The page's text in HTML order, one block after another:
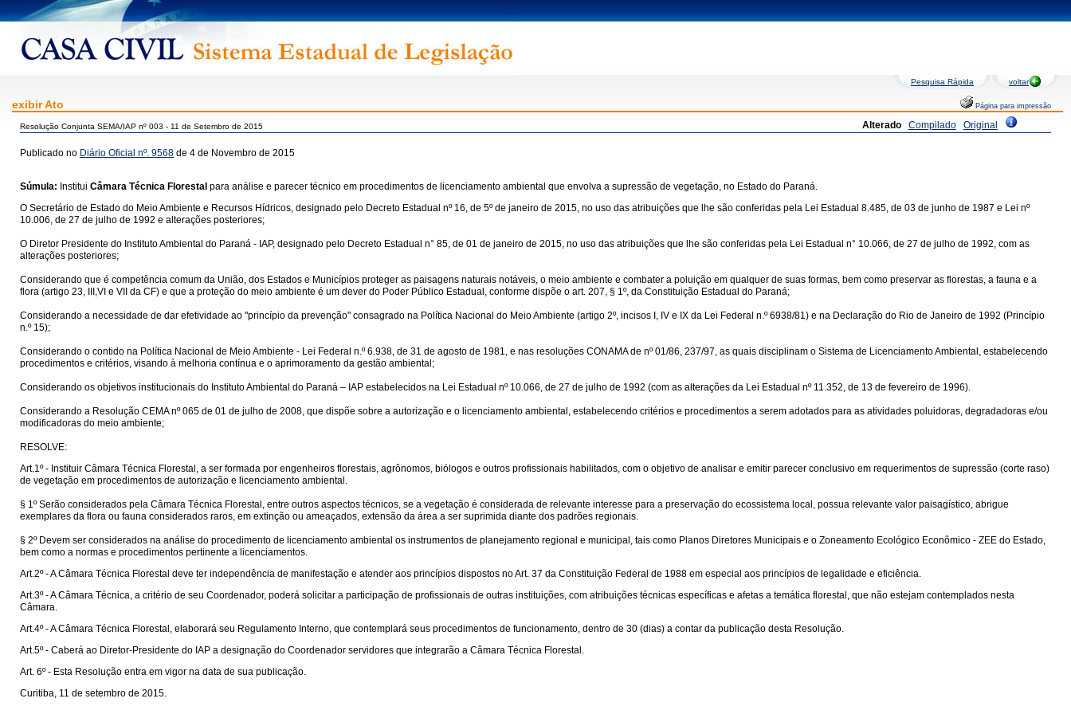
Pesquisa Rápida voltar
exibir Ato Página para impressão
Alterado Compilado Original
Resolução Conjunta SEMA/IAP nº 003 - 11 de Setembro de 2015
Publicado no Diário Oficial nº. 9568 de 4 de Novembro de 2015
Súmula: Institui Câmara Técnica Florestal para análise e parecer técnico em procedimentos de licenciamento ambiental que envolva a supressão de vegetação, no Estado do Paraná.
O Secretário de Estado do Meio Ambiente e Recursos Hídricos, designado pelo Decreto Estadual nº 16, de 5º de janeiro de 2015, no uso das atribuições que lhe são conferidas pela Lei Estadual 8.485, de 03 de junho de 1987 e Lei nº
10.006, de 27 de julho de 1992 e alterações posteriores;
O Diretor Presidente do Instituto Ambiental do Paraná - IAP, designado pelo Decreto Estadual n° 85, de 01 de janeiro de 2015, no uso das atribuições que lhe são conferidas pela Lei Estadual n° 10.066, de 27 de julho de 1992, com as
alterações posteriores;
Considerando que é competência comum da União, dos Estados e Municípios proteger as paisagens naturais notáveis, o meio ambiente e combater a poluição em qualquer de suas formas, bem como preservar as florestas, a fauna e a
flora (artigo 23, III,VI e VII da CF) e que a proteção do meio ambiente é um dever do Poder Público Estadual, conforme dispõe o art. 207, § 1º, da Constituição Estadual do Paraná;
Considerando a necessidade de dar efetividade ao "princípio da prevenção" consagrado na Política Nacional do Meio Ambiente (artigo 2º, incisos I, IV e IX da Lei Federal n.º 6938/81) e na Declaração do Rio de Janeiro de 1992 (Princípio
n.º 15);
Considerando o contido na Política Nacional de Meio Ambiente - Lei Federal n.º 6.938, de 31 de agosto de 1981, e nas resoluções CONAMA de nº 01/86, 237/97, as quais disciplinam o Sistema de Licenciamento Ambiental, estabelecendo
procedimentos e critérios, visando à melhoria contínua e o aprimoramento da gestão ambiental;
Considerando os objetivos institucionais do Instituto Ambiental do Paraná – IAP estabelecidos na Lei Estadual nº 10.066, de 27 de julho de 1992 (com as alterações da Lei Estadual nº 11.352, de 13 de fevereiro de 1996).
Considerando a Resolução CEMA nº 065 de 01 de julho de 2008, que dispõe sobre a autorização e o licenciamento ambiental, estabelecendo critérios e procedimentos a serem adotados para as atividades poluidoras, degradadoras e/ou
modificadoras do meio ambiente;
RESOLVE:
Art.1º - Instituir Câmara Técnica Florestal, a ser formada por engenheiros florestais, agrônomos, biólogos e outros profissionais habilitados, com o objetivo de analisar e emitir parecer conclusivo em requerimentos de supressão (corte raso)
de vegetação em procedimentos de autorização e licenciamento ambiental.
§ 1º Serão considerados pela Câmara Técnica Florestal, entre outros aspectos técnicos, se a vegetação é considerada de relevante interesse para a preservação do ecossistema local, possua relevante valor paisagístico, abrigue
exemplares da flora ou fauna considerados raros, em extinção ou ameaçados, extensão da área a ser suprimida diante dos padrões regionais.
§ 2º Devem ser considerados na análise do procedimento de licenciamento ambiental os instrumentos de planejamento regional e municipal, tais como Planos Diretores Municipais e o Zoneamento Ecológico Econômico - ZEE do Estado,
bem como a normas e procedimentos pertinente a licenciamentos.
Art.2º - A Câmara Técnica Florestal deve ter independência de manifestação e atender aos princípios dispostos no Art. 37 da Constituição Federal de 1988 em especial aos princípios de legalidade e eficiência.
Art.3º - A Câmara Técnica, a critério de seu Coordenador, poderá solicitar a participação de profissionais de outras instituições, com atribuições técnicas específicas e afetas a temática florestal, que não estejam contemplados nesta
Câmara.
Art.4º - A Câmara Técnica Florestal, elaborará seu Regulamento Interno, que contemplará seus procedimentos de funcionamento, dentro de 30 (dias) a contar da publicação desta Resolução.
Art.5º - Caberá ao Diretor-Presidente do IAP a designação do Coordenador servidores que integrarão a Câmara Técnica Florestal.
Art. 6º - Esta Resolução entra em vigor na data de sua publicação.
Curitiba, 11 de setembro de 2015.